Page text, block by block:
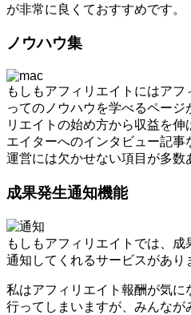
が非常に良くておすすめです。
ノウハウ集
もしもアフィリエイトにはア
ってのノウハウを学べるページ
リエイトの始め方から収益を伸
エイターへのインタビュー記事
運営には欠かせない項目が多数
成果発生通知機能
もしもアフィリエイトでは、
通知してくれるサービスがあり
私はアフィリエイト報酬が気に
行ってしまいますが、みんなが